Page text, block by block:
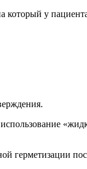
который у
герметизации